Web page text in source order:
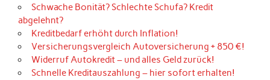
Schwache Bonität? Schlechte Schufa? Kredit
abgelehnt?
Kreditbedarf erhöht durch Inflation!
Versicherungsvergleich Autoversicherung + 850 €!
Widerruf Autokredit – und alles Geld zurück!
Schnelle Kreditauszahlung – hier sofort erhalten!